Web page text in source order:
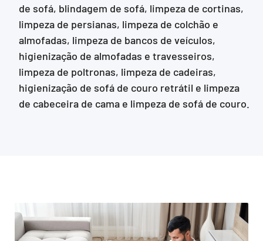
de sofá, blindagem de sofá, limpeza de cortinas,
limpeza de persianas, limpeza de colchão e
almofadas, limpeza de bancos de veículos,
higienização de almofadas e travesseiros,
limpeza de poltronas, limpeza de cadeiras,
higienização de sofá de couro retrátil e limpeza
de cabeceira de cama e limpeza de sofá de couro.